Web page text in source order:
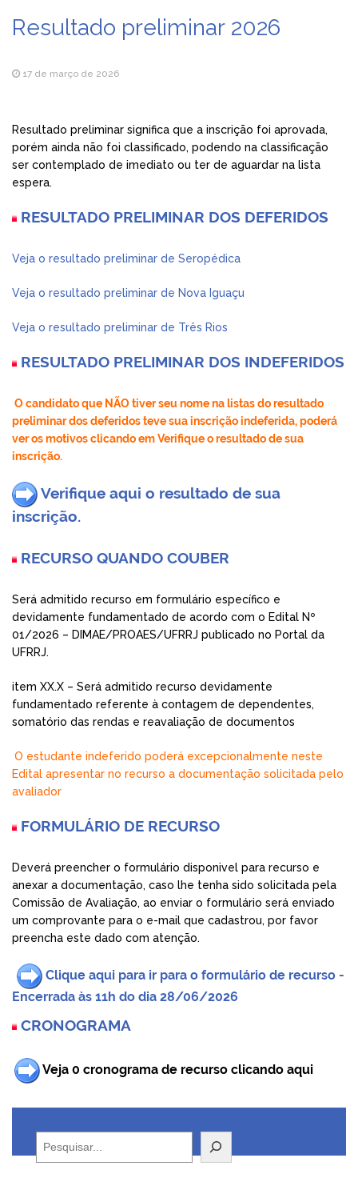
Resultado preliminar 2026
17 de março de 2026
Resultado preliminar significa que a inscrição foi aprovada,
porém ainda não foi classificado, podendo na classificação
ser contemplado de imediato ou ter de aguardar na lista
espera.
RESULTADO PRELIMINAR DOS DEFERIDOS
Veja o resultado preliminar de Seropédica
Veja o resultado preliminar de Nova Iguaçu
Veja o resultado preliminar de Três Rios
RESULTADO PRELIMINAR DOS INDEFERIDOS
O candidato que NÃO tiver seu nome na listas do resultado
preliminar dos deferidos teve sua inscrição indeferida, poderá
ver os motivos clicando em Verifique o resultado de sua
inscrição.
Verifique aqui o resultado de sua
inscrição.
RECURSO QUANDO COUBER
Será admitido recurso em formulário específico e
devidamente fundamentado de acordo com o Edital Nº
01/2026 – DIMAE/PROAES/UFRRJ publicado no Portal da
UFRRJ.
item XX.X – Será admitido recurso devidamente
fundamentado referente à contagem de dependentes,
somatório das rendas e reavaliação de documentos
O estudante indeferido poderá excepcionalmente neste
Edital apresentar no recurso a documentação solicitada pelo
avaliador
FORMULÁRIO DE RECURSO
Deverá preencher o formulário disponivel para recurso e
anexar a documentação, caso lhe tenha sido solicitada pela
Comissão de Avaliação, ao enviar o formulário será enviado
um comprovante para o e-mail que cadastrou, por favor
preencha este dado com atenção.
Clique aqui para ir para o formulário de recurso -
Encerrada às 11h do dia 28/06/2026
CRONOGRAMA
Veja 0 cronograma de recurso clicando aqui